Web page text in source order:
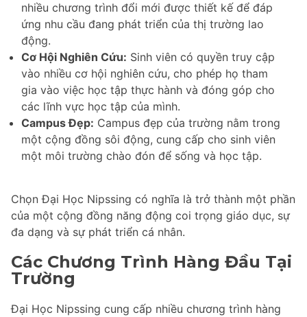
nhiều chương trình đổi mới được thiết kế để đáp
ứng nhu cầu đang phát triển của thị trường lao
động.
Cơ Hội Nghiên Cứu: Sinh viên có quyền truy cập
vào nhiều cơ hội nghiên cứu, cho phép họ tham
gia vào việc học tập thực hành và đóng góp cho
các lĩnh vực học tập của mình.
Campus Đẹp: Campus đẹp của trường nằm trong
một cộng đồng sôi động, cung cấp cho sinh viên
một môi trường chào đón để sống và học tập.
Chọn Đại Học Nipssing có nghĩa là trở thành một phần
của một cộng đồng năng động coi trọng giáo dục, sự
đa dạng và sự phát triển cá nhân.
Các Chương Trình Hàng Đầu Tại
Trường
Đại Học Nipssing cung cấp nhiều chương trình hàng